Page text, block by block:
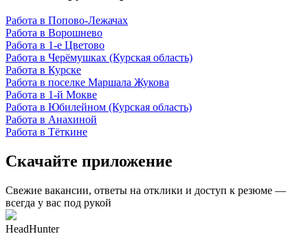
Работа в Попово-Лежачах
Работа в Ворошнево
Работа в 1-е Цветово
Работа в Черёмушках (Курская область)
Работа в Курске
Работа в поселке Маршала Жукова
Работа в 1-й Мокве
Работа в Юбилейном (Курская область)
Работа в Анахиной
Работа в Тёткине
Скачайте приложение
Свежие вакансии, ответы на отклики и доступ к резюме —
всегда у вас под рукой
HeadHunter